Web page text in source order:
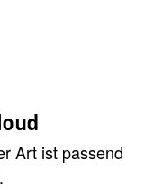
Art ist passend